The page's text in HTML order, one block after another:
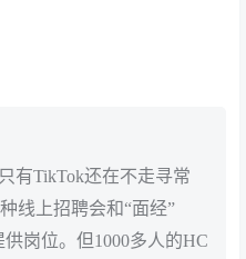
有TikTok还在不走寻常
线上招聘会和“面经”
岗位。但1000多人的HC